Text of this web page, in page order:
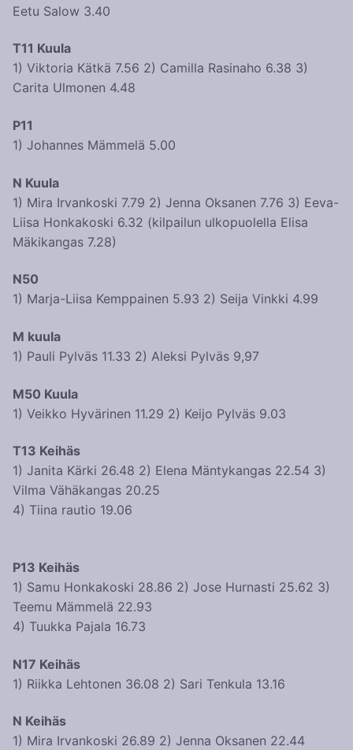
Eetu Salow 3.40
T11 Kuula
1) Viktoria Kätkä 7.56 2) Camilla Rasinaho 6.38 3)
Carita Ulmonen 4.48
P11
1) Johannes Mämmelä 5.00
N Kuula
1) Mira Irvankoski 7.79 2) Jenna Oksanen 7.76 3) Eeva-
Liisa Honkakoski 6.32 (kilpailun ulkopuolella Elisa
Mäkikangas 7.28)
N50
1) Marja-Liisa Kemppainen 5.93 2) Seija Vinkki 4.99
M kuula
1) Pauli Pylväs 11.33 2) Aleksi Pylväs 9,97
M50 Kuula
1) Veikko Hyvärinen 11.29 2) Keijo Pylväs 9.03
T13 Keihäs
1) Janita Kärki 26.48 2) Elena Mäntykangas 22.54 3)
Vilma Vähäkangas 20.25
4) Tiina rautio 19.06
P13 Keihäs
1) Samu Honkakoski 28.86 2) Jose Hurnasti 25.62 3)
Teemu Mämmelä 22.93
4) Tuukka Pajala 16.73
N17 Keihäs
1) Riikka Lehtonen 36.08 2) Sari Tenkula 13.16
N Keihäs
1) Mira Irvankoski 26.89 2) Jenna Oksanen 22.44